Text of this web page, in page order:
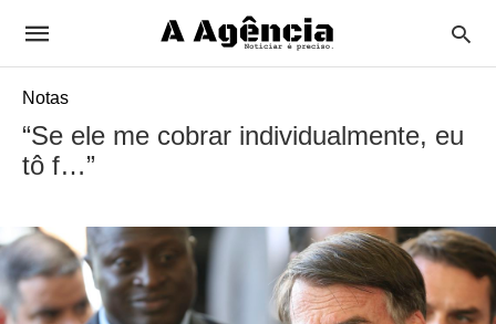
Notas
“Se ele me cobrar individualmente, eu
tô f…”